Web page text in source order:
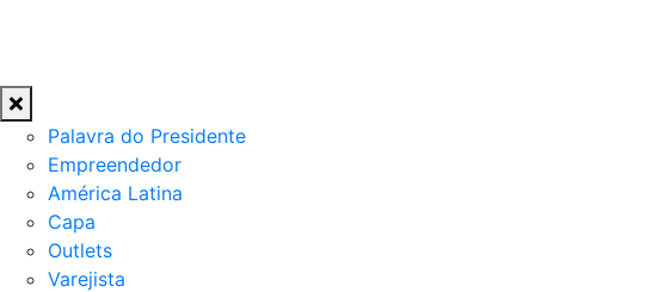
Palavra do Presidente
Empreendedor
América Latina
Capa
Outlets
Varejista